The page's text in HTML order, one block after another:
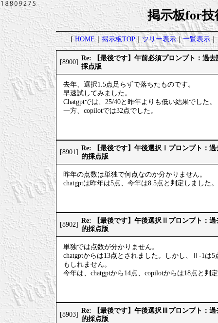
掲示板for技
[HOME｜掲示板TOP｜ツリー表示｜一覧表示｜
[8900]
Re: 【最後です】午前必須プロンプト：過
採点版
去年、選択1.5点足らずで落ちたものです。
早速試してみました。
Chatgptでは、25/40と昨年よりも低い結果でした。
一方、copilotでは32点でした。
[8901]
Re: 【最後です】午後選択Ⅰプロンプト：
的採点版
昨年の点数は単独で何点なのか分かりません。
chatgptは昨年は5点、今年は8.5点と判定しました。
[8902]
Re: 【最後です】午後選択Ⅱプロンプト：
的採点版
単独では点数が分かりません。
chatgptからは13点とされました。しかし、Ⅱ-1は
もしれません。
今年は、chatgptから14点、copilotからは18点と判
[8903]
Re: 【最後です】午後選択Ⅲプロンプト：
的採点版